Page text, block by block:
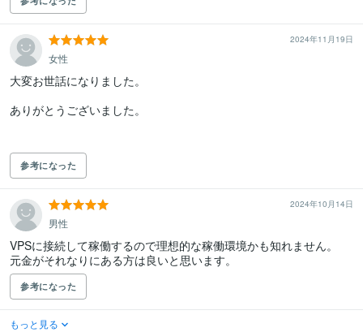
2024年11月19日
女性
大変お世話になりました。
ありがとうございました。
参考になった
2024年10月14日
男性
VPSに接続して稼働するので理想的な稼働環境かも知れません。
元金がそれなりにある方は良いと思います。
参考になった
もっと見る